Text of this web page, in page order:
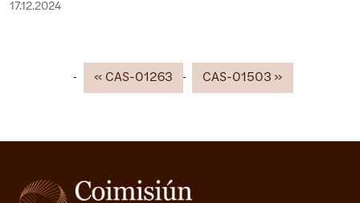
17.12.2024
CAS-01263 CAS-01503